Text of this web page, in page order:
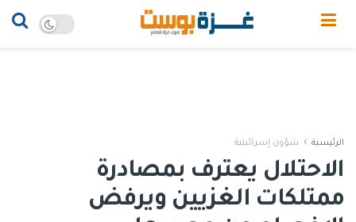
الرئيسية شؤون إسرائيلية
الاحتلال يعترف بمصادرة
ممتلكات الغزيين ويرفض